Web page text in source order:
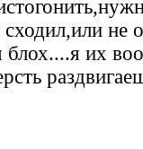
не
блох....я их